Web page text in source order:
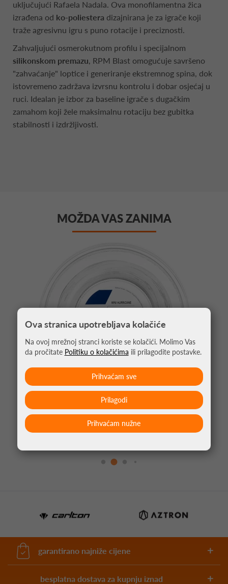
uključujući Rafaela Nadala. Ova monofilamentna žica
izrađena od ko-poliestera dizajnirana je za igrače koji
traže agresivnu igru s puno rotacije i preciznosti.
Zahvaljujući osmerokutnom profilu i specijalnom
silikonskom premazu, RPM Blast omogućuje savršeno
"zahvaćanje" loptice i generiranje ekstremnog spina, dok
istovremeno zadržava izvrsnu kontrolu i dobar osjećaj u
ruci. Idealan je izbor za baseline igrače s dugačkim
zamahom koji žele maksimalnu rotaciju bez gubitka
stabilnosti i izdržljivosti.
MOŽDA VAS ZANIMA
ŽICA ZA TENIS BABOLAT RPM HURRICANE 1.25
200M
garantirano najniže cijene
besplatna dostava za kupnju iznad
Ova stranica upotrebljava kolačiće
Na ovoj mrežnoj stranci koriste se kolačići. Molimo Vas
da pročitate Politiku o kolačićima ili prilagodite postavke.
Prihvaćam nužne
Prilagodi
Prihvaćam sve